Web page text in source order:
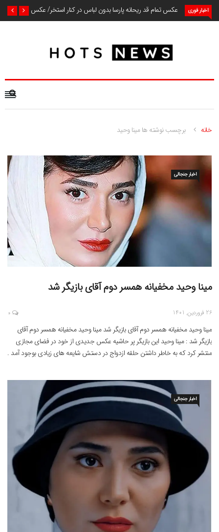
اخبار فوری عکس تمام قد ریحانه پارسا بدون لباس در کنار استخر/ عکس
خانه برچسب نوشته ها مینا وحید
اخبار جنجالی
مینا وحید مخفیانه همسر دوم آقای بازیگر شد
26 فروردین, 1401 0
مینا وحید مخفیانه همسر دوم آقای بازیگر شد مینا وحید مخفیانه همسر دوم آقای
بازیگر شد : مینا وحید این بازیگر پر حاشیه عکس جدیدی از خود در فضای مجازی
منتشر کرد که به خاطر داشتن حلقه ازدواج در دستش شایعه های زیادی بوجود آمد .
اخبار جنجالی